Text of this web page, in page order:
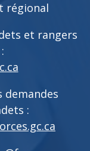
régional
et rangers
demandes
: